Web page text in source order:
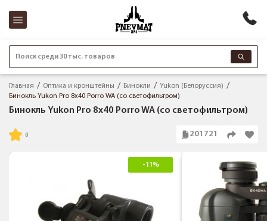
Поиск среди 30 тыс. товаров
Главная Оптика и кронштейны Бинокли
Yukon (Белоруссия)
Бинокль Yukon Pro 8x40 Porro WA (со светофильтром)
Бинокль Yukon Pro 8x40 Porro WA (со светофильтром)
201721
-11%